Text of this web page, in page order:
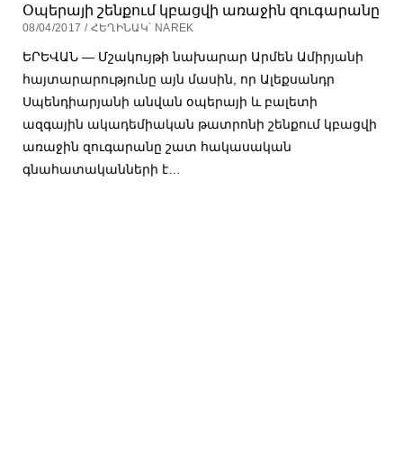
Օպերայի շենքում կբացվի առաջին զուգարանը
08/04/2017 / ՀԵՂԻՆԱԿ՝ NAREK
ԵՐԵՎԱՆ — Մշակույթի նախարար Արմեն Ամիրյանի
հայտարարությունը այն մասին, որ Ալեքսանդր
Սպենդիարյանի անվան օպերայի և բալետի
ազգային ակադեմիական թատրոնի շենքում կբացվի
առաջին զուգարանը շատ հակասական
գնահատականների է…